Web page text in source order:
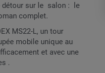
détour sur le salon : le
complet.
MS22-L, un tour
mobile unique au
et avec une
.